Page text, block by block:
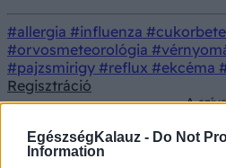
EgészségKalauz - Do Not
Information
#allergia #influenza
#orvosmeteorológia
#pajzsmirigy #reflux #ekcéma
Regisztráció
A